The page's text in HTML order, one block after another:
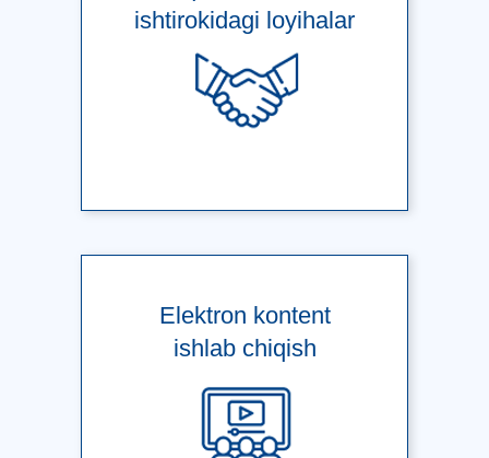
ishtirokidagi loyihalar
Elektron kontent
ishlab chiqish